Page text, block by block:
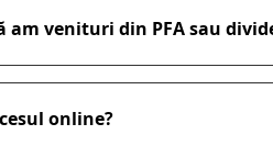
am venituri din PFA sau
online?